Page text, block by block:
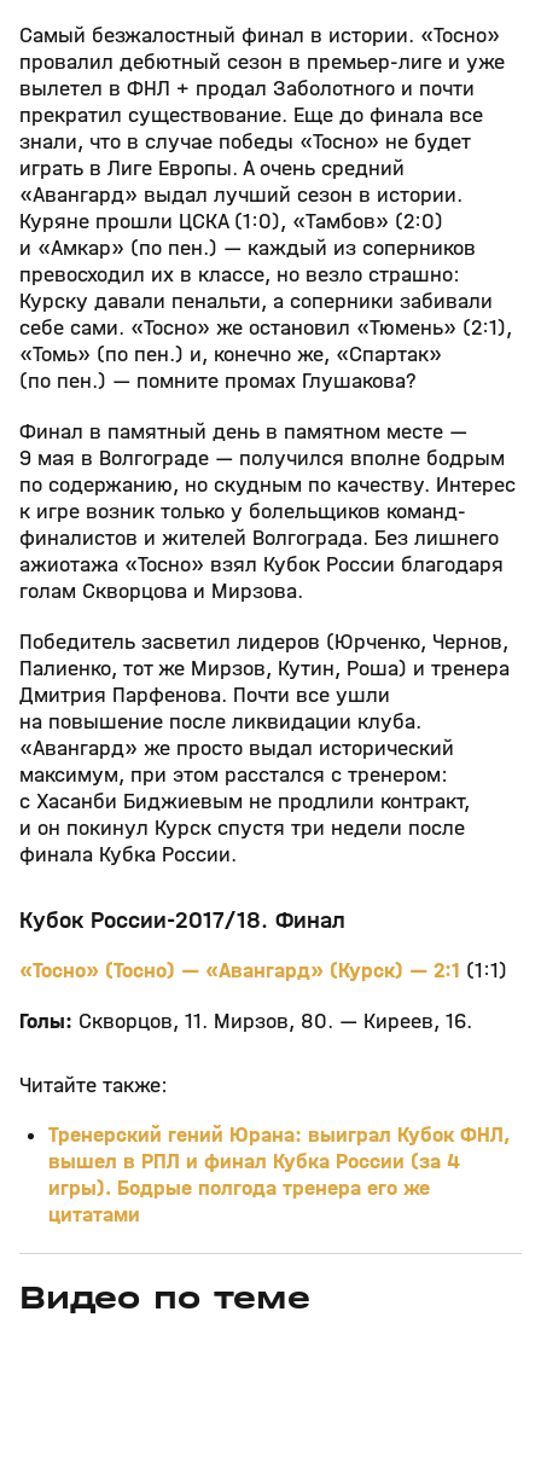
Самый безжалостный финал в истории. «Тосно»
провалил дебютный сезон в премьер-лиге и уже
вылетел в ФНЛ + продал Заболотного и почти
прекратил существование. Еще до финала все
знали, что в случае победы «Тосно» не будет
играть в Лиге Европы. А очень средний
«Авангард» выдал лучший сезон в истории.
Куряне прошли ЦСКА (1:0), «Тамбов» (2:0)
и «Амкар» (по пен.) — каждый из соперников
превосходил их в классе, но везло страшно:
Курску давали пенальти, а соперники забивали
себе сами. «Тосно» же остановил «Тюмень» (2:1),
«Томь» (по пен.) и, конечно же, «Спартак»
(по пен.) — помните промах Глушакова?
Финал в памятный день в памятном месте —
9 мая в Волгограде — получился вполне бодрым
по содержанию, но скудным по качеству. Интерес
к игре возник только у болельщиков команд-
финалистов и жителей Волгограда. Без лишнего
ажиотажа «Тосно» взял Кубок России благодаря
голам Скворцова и Мирзова.
Победитель засветил лидеров (Юрченко, Чернов,
Палиенко, тот же Мирзов, Кутин, Роша) и тренера
Дмитрия Парфенова. Почти все ушли
на повышение после ликвидации клуба.
«Авангард» же просто выдал исторический
максимум, при этом расстался с тренером:
с Хасанби Биджиевым не продлили контракт,
и он покинул Курск спустя три недели после
финала Кубка России.
Кубок России-2017/18. Финал
«Тосно» (Тосно) — «Авангард» (Курск) — 2:1 (1:1)
Голы: Скворцов, 11. Мирзов, 80. — Киреев, 16.
Читайте также:
Тренерский гений Юрана: выиграл Кубок ФНЛ,
вышел в РПЛ и финал Кубка России (за 4
игры). Бодрые полгода тренера его же
цитатами
Видео по теме
06 авг, 18:10